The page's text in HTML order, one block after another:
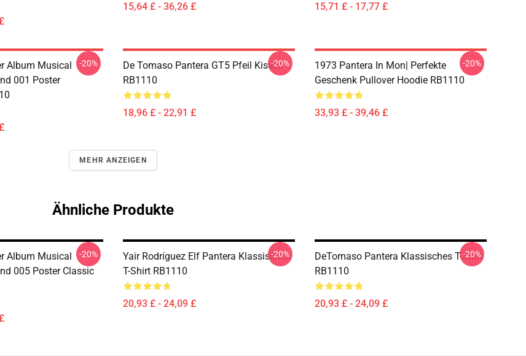
15,64 £ - 36,26 £ 15,71 £ - 17,77 £
Album Musical
001 Poster
-20%
De Tomaso Pantera GT5 Pfeil Kissen
RB1110
18,96 £ - 22,91 £
-20%
1973 Pantera In Mon| Perfekte
Geschenk Pullover Hoodie RB1110
33,93 £ - 39,46 £
-20%
MEHR ANZEIGEN
Ähnliche Produkte
Album Musical
005 Poster Classic
-20%
Yair Rodríguez Elf Pantera Klassisches
T-Shirt RB1110
20,93 £ - 24,09 £
-20%
DeTomaso Pantera Klassisches T-Shirt
RB1110
20,93 £ - 24,09 £
-20%